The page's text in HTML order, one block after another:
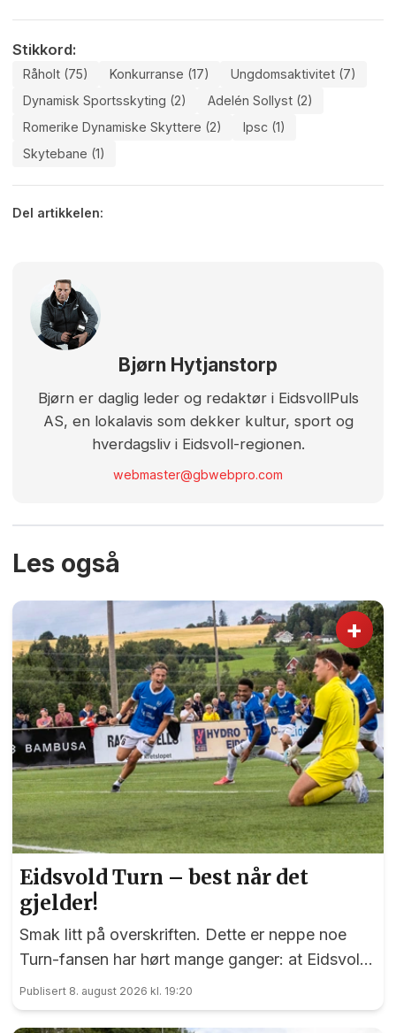
Stikkord:
Råholt (75) Konkurranse (17)
Ungdomsaktivitet (7)
Dynamisk Sportsskyting (2)
Adelén Sollyst (2)
Romerike Dynamiske Skyttere (2)
Ipsc (1)
Skytebane (1)
Del artikkelen:
Bjørn Hytjanstorp
Bjørn er daglig leder og redaktør i EidsvollPuls
AS, en lokalavis som dekker kultur, sport og
hverdagsliv i Eidsvoll-regionen.
webmaster@gbwebpro.com
Les også
+
Eidsvold Turn – best når det
gjelder!
Smak litt på overskriften. Dette er neppe noe
Turn-fansen har hørt mange ganger: at Eidsvold
Turn er best når det virkelig gjelder. Men akkurat
nå er faktisk blåtrøyene det!
Publisert 8. august 2026 kl. 19:20